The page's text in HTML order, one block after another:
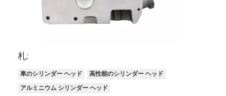
今すぐチャット
シリンダー ヘッドを完了して下さい
札:
車のシリンダー ヘッド
高性能のシリンダー ヘッド
アルミニウム シリンダー ヘッド